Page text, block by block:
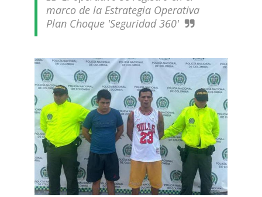
marco de la Estrategia Operativa
Plan Choque 'Seguridad 360'